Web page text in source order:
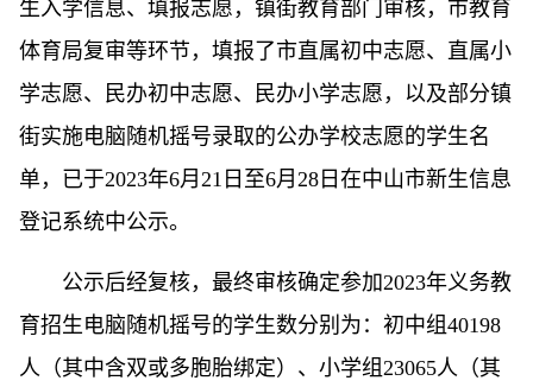
生入学信息、填报志愿，镇街教育部门审核，市教育
体育局复审等环节，填报了市直属初中志愿、直属小
学志愿、民办初中志愿、民办小学志愿，以及部分镇
街实施电脑随机摇号录取的公办学校志愿的学生名
单，已于2023年6月21日至6月28日在中山市新生信息
登记系统中公示。
公示后经复核，最终审核确定参加2023年义务教
育招生电脑随机摇号的学生数分别为：初中组40198
人（其中含双或多胞胎绑定）、小学组23065人（其